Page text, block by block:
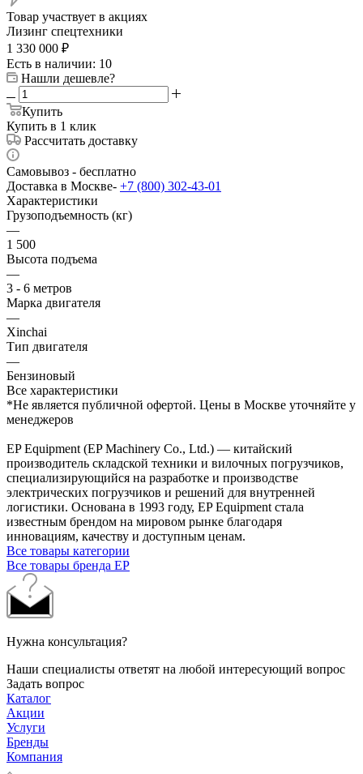
Товар участвует в акциях
Лизинг спецтехники
1 330 000 ₽
Есть в наличии: 10
Нашли дешевле?
Купить
Купить в 1 клик
Рассчитать доставку
Самовывоз - бесплатно
Доставка в Москве- +7 (800) 302-43-01
Характеристики
Грузоподъемность (кг)
—
1 500
Высота подъема
—
3 - 6 метров
Марка двигателя
—
Xinchai
Тип двигателя
—
Бензиновый
Все характеристики
*Не является публичной офертой. Цены в Москве уточняйте у
менеджеров
EP Equipment (EP Machinery Co., Ltd.) — китайский
производитель складской техники и вилочных погрузчиков,
специализирующийся на разработке и производстве
электрических погрузчиков и решений для внутренней
логистики. Основана в 1993 году, EP Equipment стала
известным брендом на мировом рынке благодаря
инновациям, качеству и доступным ценам.
Все товары категории
Все товары бренда EP
Нужна консультация?
Наши специалисты ответят на любой интересующий вопрос
Задать вопрос
Каталог
Акции
Услуги
Бренды
Компания